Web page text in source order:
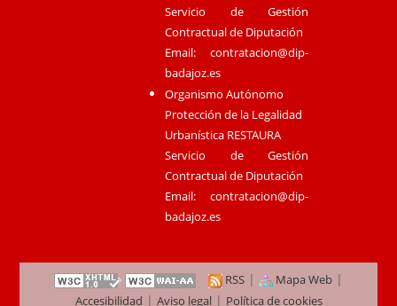
Servicio de Gestión
Contractual de Diputación
Email:contratacion@dip-
badajoz.es
Organismo Autónomo
Protección de la Legalidad
Urbanística RESTAURA
Servicio de Gestión
Contractual de Diputación
Email:contratacion@dip-
badajoz.es
RSS | Mapa Web |
Accesibilidad | Aviso legal| Política de cookies